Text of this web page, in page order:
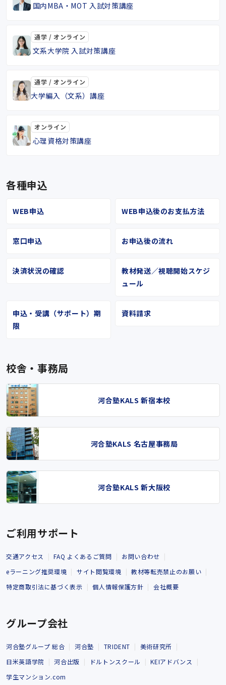
国内MBA・MOT 入試対策講座
通学 / オンライン
文系大学院 入試対策講座
通学 / オンライン
大学編入（文系）講座
オンライン
心理資格対策講座
各種申込
WEB申込 WEB申込後のお支払方法
窓口申込 お申込後の流れ
決済状況の確認
教材発送／視聴開始スケジ
ュール
申込・受講（サポート）期
限
資料請求
校舎・事務局
河合塾KALS 新宿本校
河合塾KALS 名古屋事務局
河合塾KALS 新大阪校
ご利用サポート
交通アクセス FAQ よくあるご質問
お問い合わせ
eラーニング推奨環境
サイト閲覧環境
教材等転売禁止のお願い
特定商取引法に基づく表示
個人情報保護方針 会社概要
グループ会社
河合塾グループ 総合 河合塾 TRIDENT
美術研究所
日米英語学院
河合出版 ドルトンスクール
KEIアドバンス
学生マンション.com